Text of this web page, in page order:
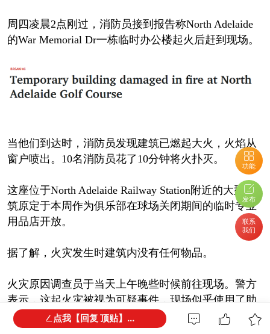
功能
发布
联系
我们
周四凌晨2点刚过，消防员接到报告称North Adelaide
的War Memorial Dr一栋临时办公楼起火后赶到现场。
当他们到达时，消防员发现建筑已燃起大火，火焰从
窗户喷出。10名消防员花了10分钟将火扑灭。
这座位于North Adelaide Railway Station附近的大型建
筑原定于本周作为俱乐部在球场关闭期间的临时专业
用品店开放。
据了解，火灾发生时建筑内没有任何物品。
火灾原因调查员于当天上午晚些时候前往现场。警方
表示，这起火灾被视为可疑事件，现场似乎使用了助
燃剂。
点我【回复 顶贴】...